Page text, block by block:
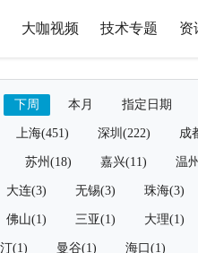
大咖视频 技术专题 资
下周 本月 指定日期
上海(451) 深圳(222) 成
苏州(18) 嘉兴(11) 温
大连(3) 无锡(3) 珠海(3)
佛山(1) 三亚(1) 大理(1)
(1) 曼谷(1) 海口(1)